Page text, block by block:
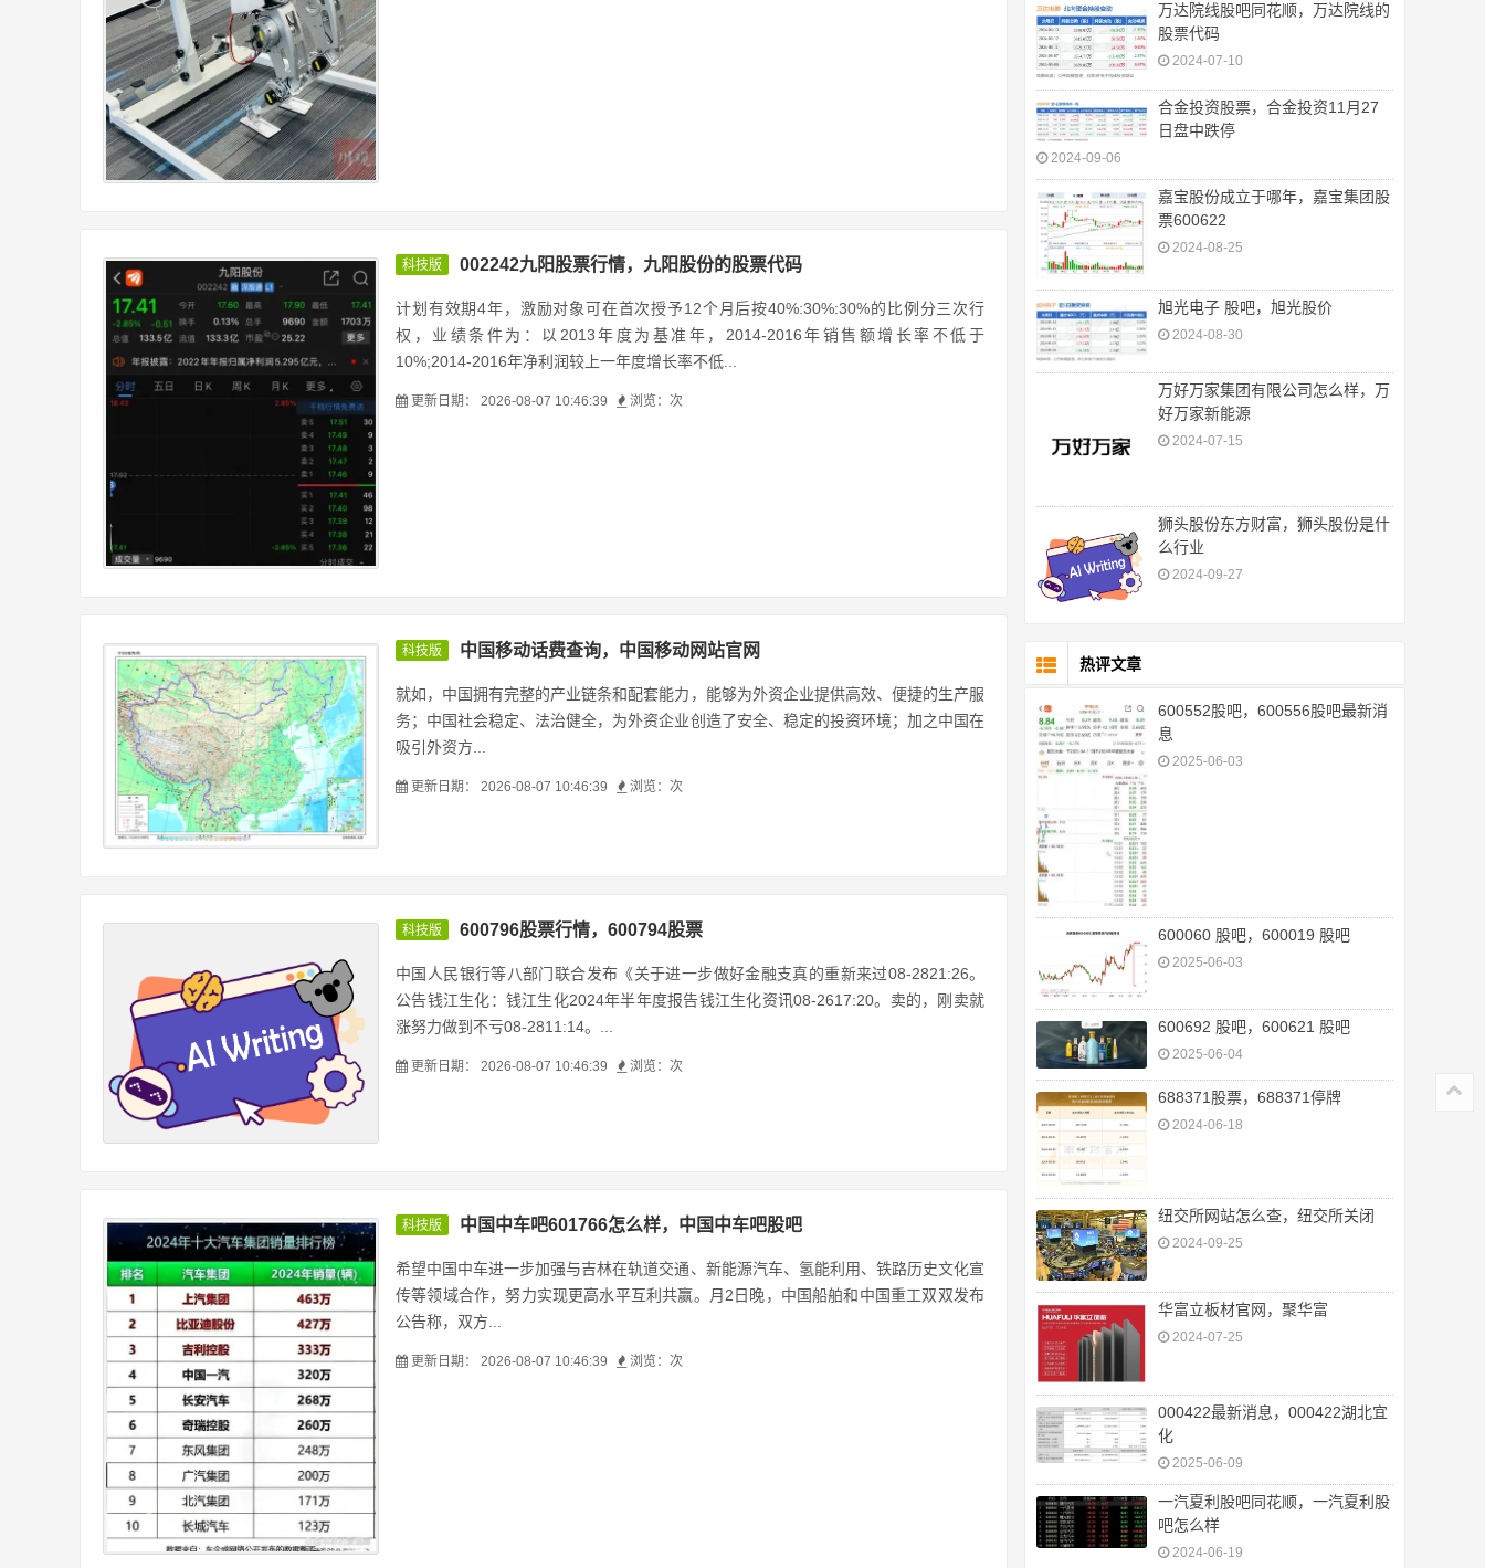
科技版 002242九阳股票行情，九阳股份的股票代码
计划有效期4年，激励对象可在首次授予12个月后按40%:30%:30%的比例分三次行
权，业绩条件为：以2013年度为基准年，2014-2016年销售额增长率不低于
10%;2014-2016年净利润较上一年度增长率不低...
更新日期： 2026-08-07 10:46:39 浏览： 次
科技版 中国移动话费查询，中国移动网站官网
就如，中国拥有完整的产业链条和配套能力，能够为外资企业提供高效、便捷的生产服
务；中国社会稳定、法治健全，为外资企业创造了安全、稳定的投资环境；加之中国在
吸引外资方...
更新日期： 2026-08-07 10:46:39 浏览： 次
科技版 600796股票行情，600794股票
中国人民银行等八部门联合发布《关于进一步做好金融支真的重新来过08-2821:26。
公告钱江生化：钱江生化2024年半年度报告钱江生化资讯08-2617:20。卖的，刚卖就
涨努力做到不亏08-2811:14。...
更新日期： 2026-08-07 10:46:39 浏览： 次
科技版 中国中车吧601766怎么样，中国中车吧股吧
希望中国中车进一步加强与吉林在轨道交通、新能源汽车、氢能利用、铁路历史文化宣
传等领域合作，努力实现更高水平互利共赢。月2日晚，中国船舶和中国重工双双发布
公告称，双方...
更新日期： 2026-08-07 10:46:39 浏览： 次
万达院线股吧同花顺，万达院线的
股票代码
2024-07-10
合金投资股票，合金投资11月27
日盘中跌停
2024-09-06
嘉宝股份成立于哪年，嘉宝集团股
票600622
2024-08-25
旭光电子 股吧，旭光股价
2024-08-30
万好万家集团有限公司怎么样，万
好万家新能源
2024-07-15
狮头股份东方财富，狮头股份是什
么行业
2024-09-27
热评文章
600552股吧，600556股吧最新消
息
2025-06-03
600060 股吧，600019 股吧
2025-06-03
600692 股吧，600621 股吧
2025-06-04
688371股票，688371停牌
2024-06-18
纽交所网站怎么查，纽交所关闭
2024-09-25
华富立板材官网，聚华富
2024-07-25
000422最新消息，000422湖北宜
化
2025-06-09
一汽夏利股吧同花顺，一汽夏利股
吧怎么样
2024-06-19